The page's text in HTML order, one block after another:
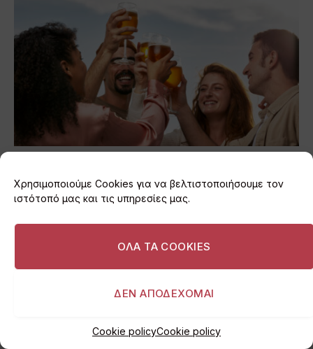
Χρησιμοποιούμε Cookies για να βελτιστοποιήσουμε τον
ιστότοπό μας και τις υπηρεσίες μας.
ΟΛΑ ΤΑ COOKIES
ΔΕΝ ΑΠΟΔΕΧΟΜΑΙ
Cookie policyCookie policy
έρχεται στη Βάρκιζα! (26-30 Aυγούστου)
06/08/2026